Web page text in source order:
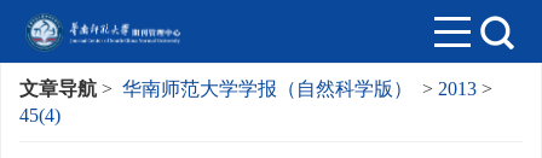
文章导航 > 华南师范大学学报（自然科学版） > 2013 >
45(4)